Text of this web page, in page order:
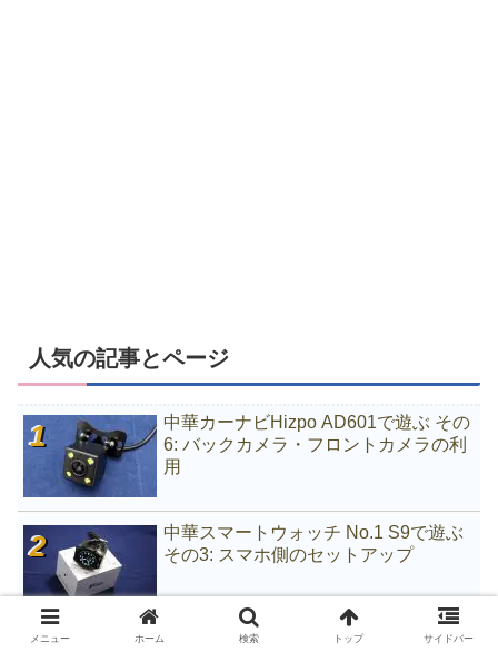
人気の記事とページ
中華カーナビHizpo AD601で遊ぶ その
6: バックカメラ・フロントカメラの利
用
中華スマートウォッチ No.1 S9で遊ぶ
その3: スマホ側のセットアップ
クロスバイクにリング錠をつける - ニ
メニュー ホーム 検索 トップ サイドバー